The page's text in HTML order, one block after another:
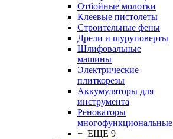
Отбойные молотки
Клеевые пистолеты
Строительные фены
Дрели и шуруповерты
Шлифовальные
машины
Электрические
плиткорезы
Аккумуляторы для
инструмента
Реноваторы
многофункциональные
+ ЕЩЕ 9